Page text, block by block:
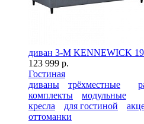
диван 3-М KENNEWICK
123 999 р.
Гостиная
диваны
трёхместные
комплекты
модульные
кресла
для гостиной
оттоманки